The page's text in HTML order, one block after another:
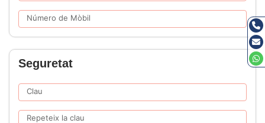
Número de Mòbil
Seguretat
Clau
Repeteix la clau